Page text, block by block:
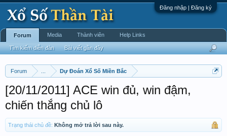
Đăng nhập | Đăng ký
Forum Dự Đoán Xổ Số Miền Bắc
[20/11/2011] ACE win đủ, win đậm,
chiến thắng chủ lô
Trạng thái chủ đề: Không mở trả lời sau này.
Forum
Tìm kiếm diễn đàn Bài viết gần đây
Media Thành viên Help Links